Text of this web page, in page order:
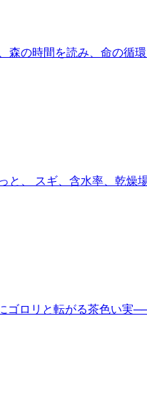
の時間を読み、命の循
、 スギ、含水率、乾燥
ロリと転がる茶色い実